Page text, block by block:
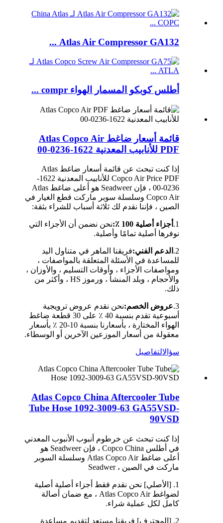
Atlas Air Compressor GA132 ...
أطلس كوبكو المسمار الهواء compr ...
قائمة أسعار ضاغط Atlas Copco Air
PDF للأنابيب المعدنية 1622-0236-00
إذا كنت تبحث عن قائمة أسعار ضاغط Atlas
Copco Air Price PDF للأنابيب المعدنية 1622-
0236-00 ، فإن Seadweer هو أعلى ضاغط Atlas
Copco Air وسلسلة سوبر ماركت قطع الغيار في
الصين ، فإننا نقدم لك ثلاثة أسباب للشراء بثقة:
1. أجزاء أصلية 100 ٪:
نحن نضمن أن الأجزاء التي
نوفرها أصلية تمامًا وأصلية.
2. الدعم الفني:فريقنا الماهر في متناول اليد
للمساعدة في الأسئلة المتعلقة بالمواصفات ،
ومواصفات الأجزاء ، وأوقات التسليم ، والأوزان ،
والأحجام ، وبلد المنشأ ، ورموز HS ، وأكثر من
ذلك.
3. عروض الخصم:نحن نقدم عروض ترويجية
أسبوعية تقدم بنسبة 40 ٪ على 30 قطعة ضاغط
الهواء المختارة ، بأسعارنا بنسبة 10-20 ٪ بأسعار
معقولة من أسعار الموزعين الآخرين أو الوسطاء.
سؤالالتفاصيل
Atlas Copco China Aftercooler Tube
Tube Hose 1092-3009-63 GA55VSD-
90VSD
إذا كنت تبحث عن خرطوم أنبوب الأنبوب المعدني
في أطلس Copco China ، فإن Seadweer هو
أعلى ضاغط Atlas Copco Air وسلسلة السوبر
ماركت في الصين ، Seadwer
1. [الأصلي] نحن نقدم فقط أجزاء أصلية أصلية
لضواغط Atlas Copco Air ، مع ضمان أصالة
كامل لكل عملية شراء.
2. [المحترف] فريقنا مستعد لتقديم مساعدة